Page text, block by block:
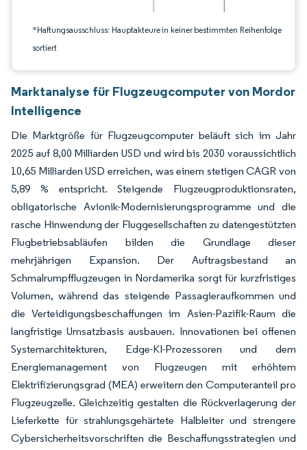
*Haftungsausschluss: Hauptakteure in keiner bestimmten Reihenfolge
sortiert
Marktanalyse für Flugzeugcomputer von Mordor
Intelligence
Die Marktgröße für Flugzeugcomputer beläuft sich im Jahr
2025 auf 8,00 Milliarden USD und wird bis 2030 voraussichtlich
10,65 Milliarden USD erreichen, was einem stetigen CAGR von
5,89 % entspricht. Steigende Flugzeugproduktionsraten,
obligatorische Avionik-Modernisierungsprogramme und die
rasche Hinwendung der Fluggesellschaften zu datengestützten
Flugbetriebsabläufen bilden die Grundlage dieser
mehrjährigen Expansion. Der Auftragsbestand an
Schmalrumpfflugzeugen in Nordamerika sorgt für kurzfristiges
Volumen, während das steigende Passagieraufkommen und
die Verteidigungsbeschaffungen im Asien-Pazifik-Raum die
langfristige Umsatzbasis ausbauen. Innovationen bei offenen
Systemarchitekturen, Edge-KI-Prozessoren und dem
Energiemanagement von Flugzeugen mit erhöhtem
Elektrifizierungsgrad (MEA) erweitern den Computeranteil pro
Flugzeugzelle. Gleichzeitig gestalten die Rückverlagerung der
Lieferkette für strahlungsgehärtete Halbleiter und strengere
Cybersicherheitsvorschriften die Beschaffungsstrategien und